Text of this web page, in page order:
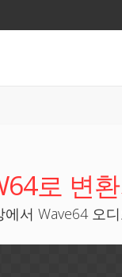
로 변
에서 Wave64 오